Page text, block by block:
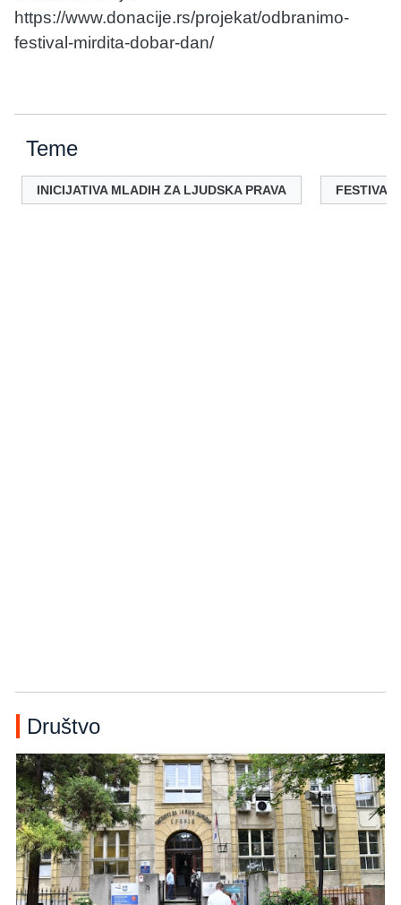
https://www.donacije.rs/projekat/odbranimo-
festival-mirdita-dobar-dan/
Teme
INICIJATIVA MLADIH ZA LJUDSKA PRAVA
Društvo